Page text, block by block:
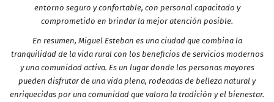
entorno seguro y confortable, con personal capacitado y
comprometido en brindar la mejor atención posible.
En resumen, Miguel Esteban es una ciudad que combina la
tranquilidad de la vida rural con los beneficios de servicios modernos
y una comunidad activa. Es un lugar donde las personas mayores
pueden disfrutar de una vida plena, rodeadas de belleza natural y
enriquecidas por una comunidad que valora la tradición y el bienestar.